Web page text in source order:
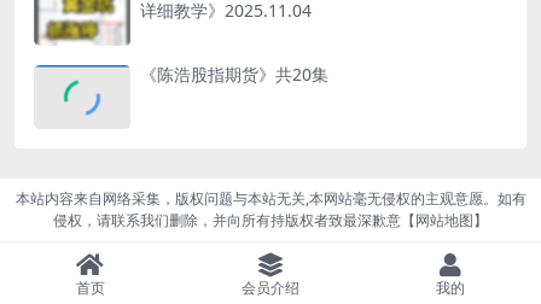
详细教学》2025.11.04
《陈浩股指期货》共20集
本站内容来自网络采集，版权问题与本站无关,本网站毫无侵权的主观意愿。如有
侵权，请联系我们删除，并向所有持版权者致最深歉意【网站地图】
首页 会员介绍 我的